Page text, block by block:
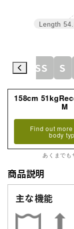
Length
SS S
158cm
M
Find out
body
あくまでも
商品説明
主な機能